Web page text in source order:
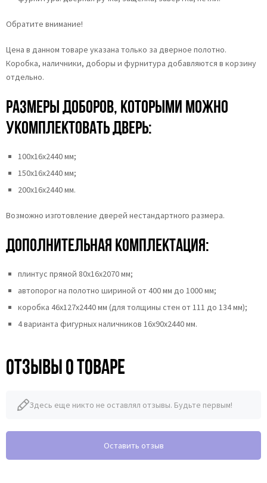
Обратите внимание!
Цена в данном товаре указана только за дверное полотно.
Коробка, наличники, доборы и фурнитура добавляются в корзину
отдельно.
Размеры доборов, которыми можно
укомплектовать дверь:
100х16х2440 мм;
150х16х2440 мм;
200х16х2440 мм.
Возможно изготовление дверей нестандартного размера.
Дополнительная комплектация:
плинтус прямой 80х16х2070 мм;
автопорог на полотно шириной от 400 мм до 1000 мм;
коробка 46x127x2440 мм (для толщины стен от 111 до 134 мм);
4 варианта фигурных наличников 16х90х2440 мм.
Отзывы о товаре
Здесь еще никто не оставлял отзывы. Будьте первым!
Оставить отзыв